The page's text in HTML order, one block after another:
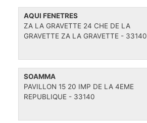
AQUI FENETRES
ZA LA GRAVETTE 24 CHE DE LA
GRAVETTE ZA LA GRAVETTE - 33140
SOAMMA
PAVILLON 15 20 IMP DE LA 4EME
REPUBLIQUE - 33140